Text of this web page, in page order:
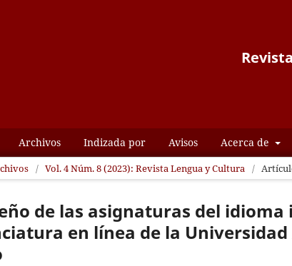
Archivos Indizada por Avisos Acerca de
/ Vol. 4 Núm. 8 (2023): Revista Lengua y Cultura /
de las asignaturas del
en línea de la